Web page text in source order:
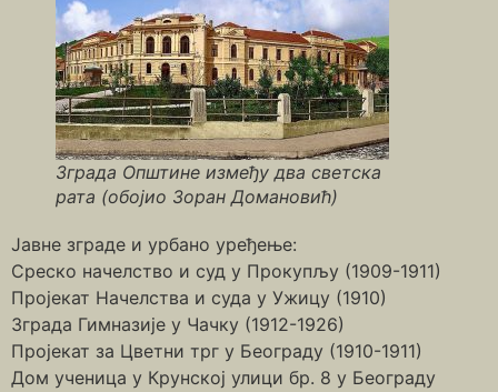
Зграда Општине између два светска
рата (обојио Зоран Домановић)
Јавне зграде и урбано уређење:
Среско начелство и суд у Прокупљу (1909-1911)
Пројекат Начелства и суда у Ужицу (1910)
Зграда Гимназије у Чачку (1912-1926)
Пројекат за Цветни трг у Београду (1910-1911)
Дом ученица у Крунској улици бр. 8 у Београду